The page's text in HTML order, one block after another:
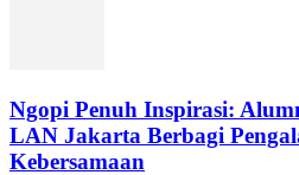
Ngopi Penuh Inspirasi:
LAN Jakarta Berbagi
Kebersamaan